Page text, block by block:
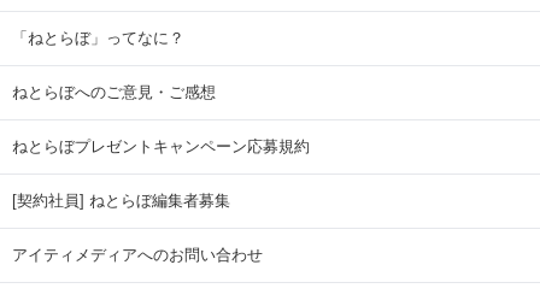
「ねとらぼ」ってなに？
ねとらぼへのご意見・ご感想
ねとらぼプレゼントキャンペーン応募規約
[契約社員] ねとらぼ編集者募集
アイティメディアへのお問い合わせ